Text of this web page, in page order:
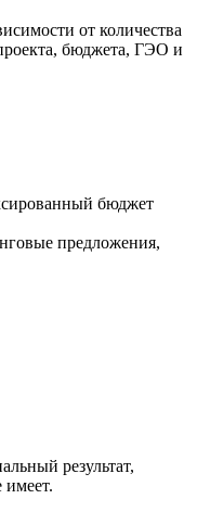
от количества
бюджета, ГЭО и
бюджет
предложения,
результат,
имеет.